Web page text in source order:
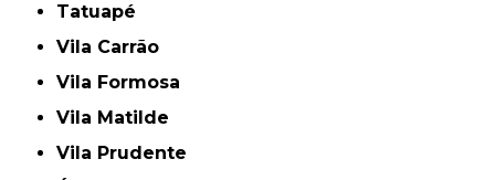
Tatuapé
Vila Carrão
Vila Formosa
Vila Matilde
Vila Prudente